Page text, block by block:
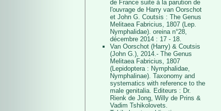
de France suite à la parution de
l'ouvrage de Harry van Oorschot
et John G. Coutsis : The Genus
Melitaea Fabricius, 1807 (Lep.
Nymphalidae). oreina n°28,
décembre 2014 : 17 - 18.
Van Oorschot (Harry) & Coutsis
(John G.), 2014.- The Genus
Melitaea Fabricius, 1807
(Lepidoptera : Nymphalidae,
Nymphalinae). Taxonomy and
systematics with reference to the
male genitalia. Editeurs : Dr.
Rienk de Jong, Willy de Prins &
Vadim Tshikolovets.